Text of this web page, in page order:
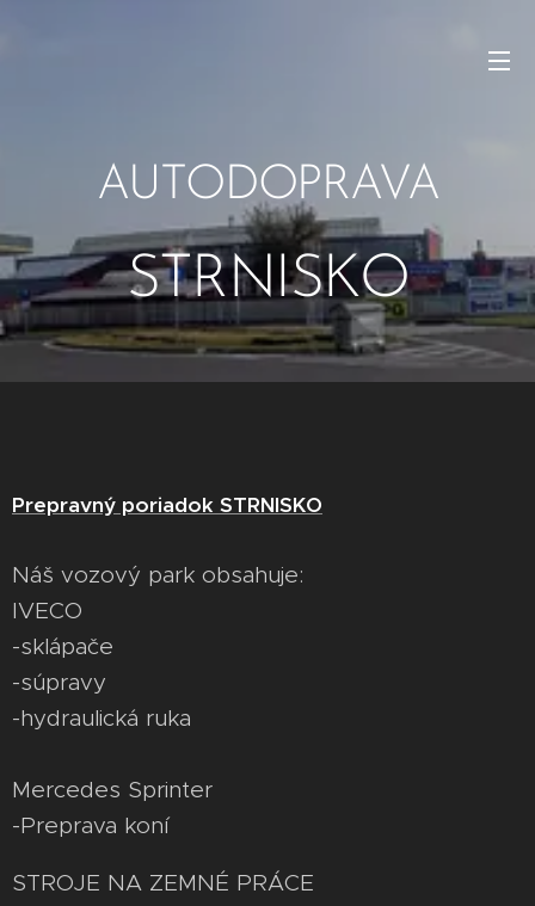
AUTODOPRAVA
STRNISKO
Prepravný poriadok STRNISKO
Náš vozový park obsahuje:
IVECO
-sklápače
-súpravy
-hydraulická ruka
Mercedes Sprinter
-Preprava koní
STROJE NA ZEMNÉ PRÁCE